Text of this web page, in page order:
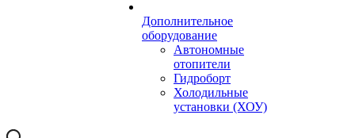
Дополнительное
оборудование
Автономные
отопители
Гидроборт
Холодильные
установки (ХОУ)